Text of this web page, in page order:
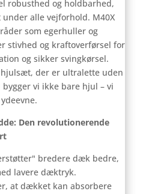
robusthed og holdbarhed,
alle vejforhold. M40X
som egerhuller og
stivhed og kraftoverførsel for
og sikker svingkørsel.
hjulsæt, der er ultralette uden
bygger vi ikke bare hjul – vi
Den revolutionerende
bredere dæk bedre,
lavere dæktryk.
at dækket kan absorbere